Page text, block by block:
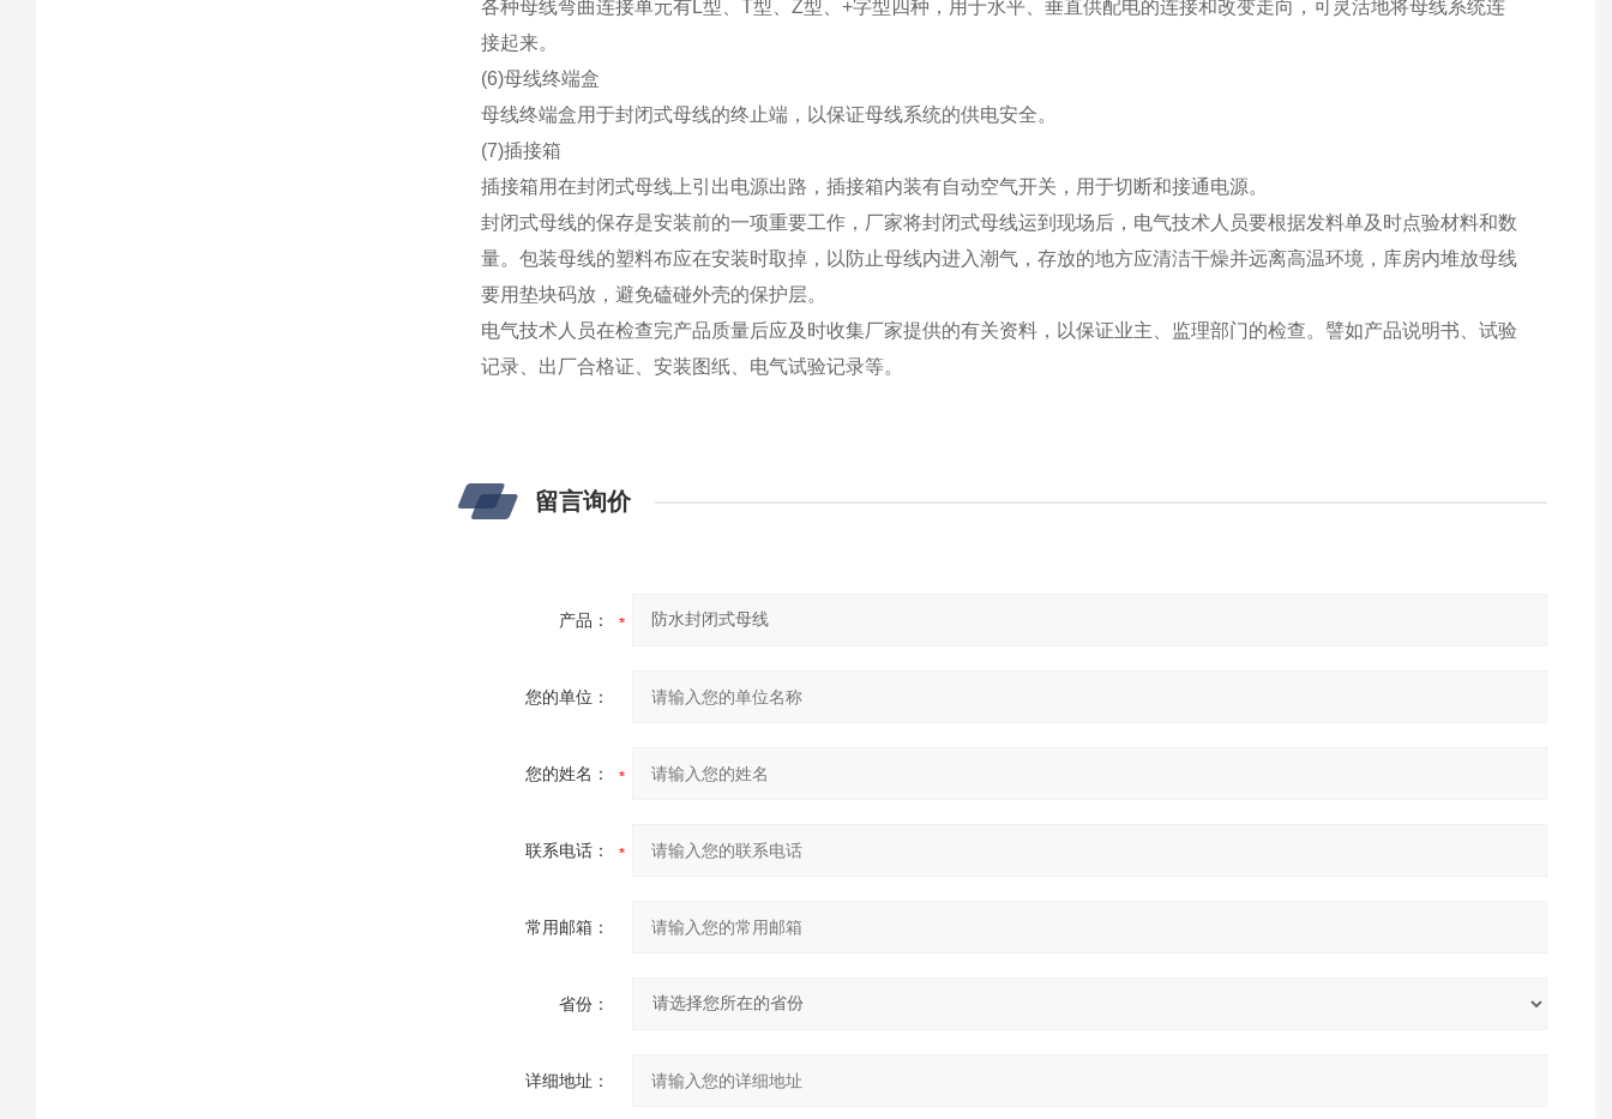
各种母线弯曲连接单元有L型、T型、Z型、+字型四种，用于水平、垂直供配电的连接和改变走向，可灵活地将母线系统连
接起来。
(6)母线终端盒
母线终端盒用于封闭式母线的终止端，以保证母线系统的供电安全。
(7)插接箱
插接箱用在封闭式母线上引出电源出路，插接箱内装有自动空气开关，用于切断和接通电源。
封闭式母线的保存是安装前的一项重要工作，厂家将封闭式母线运到现场后，电气技术人员要根据发料单及时点验材料和数
量。包装母线的塑料布应在安装时取掉，以防止母线内进入潮气，存放的地方应清洁干燥并远离高温环境，库房内堆放母线
要用垫块码放，避免磕碰外壳的保护层。
电气技术人员在检查完产品质量后应及时收集厂家提供的有关资料，以保证业主、监理部门的检查。譬如产品说明书、试验
记录、出厂合格证、安装图纸、电气试验记录等。
留言询价
产品：
您的单位：
您的姓名：
联系电话：
常用邮箱：
省份：
详细地址：